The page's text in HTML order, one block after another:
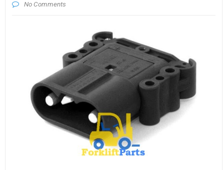
No Comments